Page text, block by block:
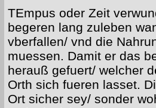
TEmpus oder Zeit
begeren lang zuleben
vberfallen/ vnd die
muessen. Damit er das
herauß gefuert/ welcher
Orth sich fueren lasset.
Ort sicher sey/ sonder